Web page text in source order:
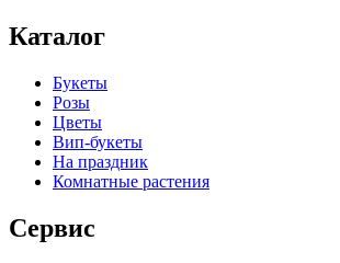
Каталог
Букеты
Розы
Цветы
Вип-букеты
На праздник
Комнатные растения
Сервис